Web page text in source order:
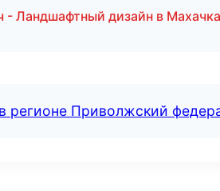
- Ландшафтный дизайн в
регионе Приволжский